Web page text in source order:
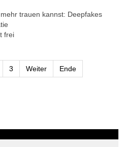
trauen kannst: Deepfakes
frei
3 Weiter Ende